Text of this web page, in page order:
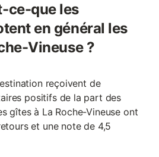
ce-que les
en général les
Vineuse ?
reçoivent de
positifs de la part des
gîtes à La Roche-Vineuse ont
et une note de 4,5